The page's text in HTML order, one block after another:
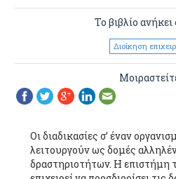
Το βιβλίο ανήκει
Διοίκηση
Οι διαδικασίες σ’ έναν
λειτουργούν ως δομές
δραστηριοτήτων. Η επιστήμη